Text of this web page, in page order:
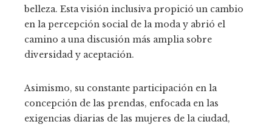
belleza. Esta visión inclusiva propició un cambio
en la percepción social de la moda y abrió el
camino a una discusión más amplia sobre
diversidad y aceptación.
Asimismo, su constante participación en la
concepción de las prendas, enfocada en las
exigencias diarias de las mujeres de la ciudad,